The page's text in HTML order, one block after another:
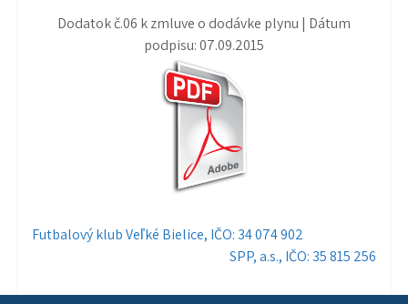
Dodatok č.06 k zmluve o dodávke plynu | Dátum
podpisu: 07.09.2015
Navigácia
Futbalový klub Veľké Bielice, IČO: 34 074 902
SPP, a.s., IČO: 35 815 256